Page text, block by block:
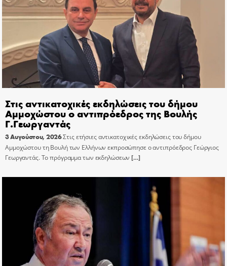
Στις αντικατοχικές εκδηλώσεις του δήμου
Αμμοχώστου ο αντιπρόεδρος της Βουλής
Γ.Γεωργαντάς
3 Αυγούστου, 2026Στις ετήσιες αντικατοχικές εκδηλώσεις του δήμου
Αμμοχώστου τη Βουλή των Ελλήνων εκπροσώπησε ο αντιπρόεδρος Γεώργιος
Γεωργαντάς. Το πρόγραμμα των εκδηλώσεων […]